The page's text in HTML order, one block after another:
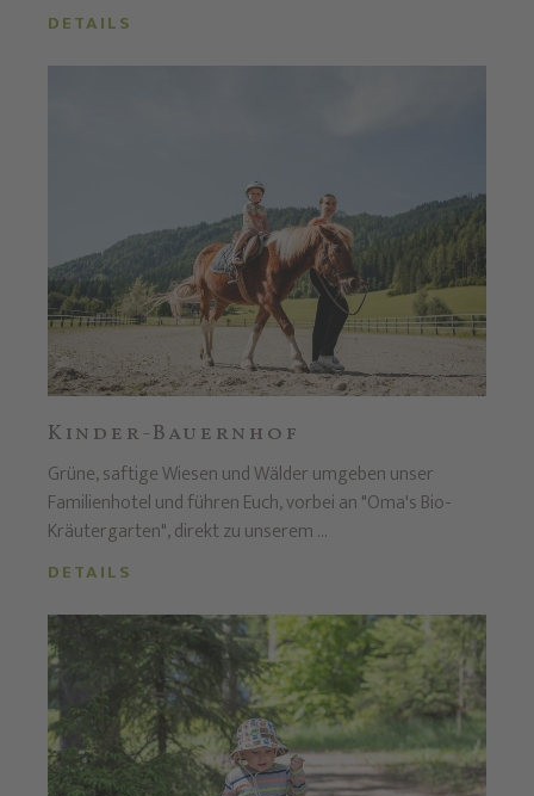
DETAILS
Kinder-Bauernhof
Grüne, saftige Wiesen und Wälder umgeben unser
Familienhotel und führen Euch, vorbei an "Oma's Bio-
Kräutergarten", direkt zu unserem ...
DETAILS